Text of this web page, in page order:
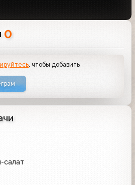
0
, чтобы добавить
салат